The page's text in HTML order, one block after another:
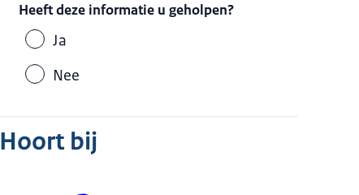
Heeft deze informatie u geholpen?
Ja
Nee
Hoort bij